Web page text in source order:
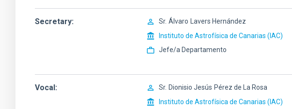
Secretary Sr. Álvaro
Lavers Hernández
Instituto de Astrofísica de Canarias (IAC)
Jefe/a Departamento
Vocal Sr. Dionisio Jesús Pérez de La Rosa
Instituto de Astrofísica de Canarias (IAC)